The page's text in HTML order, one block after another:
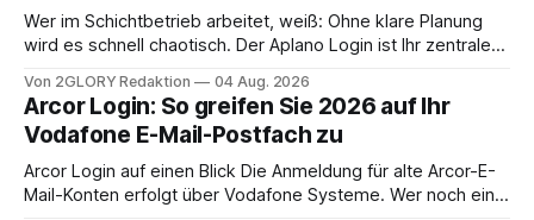
Wer im Schichtbetrieb arbeitet, weiß: Ohne klare Planung
wird es schnell chaotisch. Der Aplano Login ist Ihr zentraler
abwesenheiten und die gesamte kommunikation rund um
Ihr personal digital zu organisieren. In diesem Leitfaden
erfahren Sie alles, was Sie für einen reibungslosen Einstieg
brauchen, von der Registrierung
Von 2GLORY Redaktion 04 Aug. 2026
Arcor Login: So greifen Sie 2026 auf Ihr
Vodafone E-Mail-Postfach zu
Arcor Login auf einen Blick Die Anmeldung für alte Arcor-E-
Mail-Konten erfolgt über Vodafone Systeme. Wer noch eine